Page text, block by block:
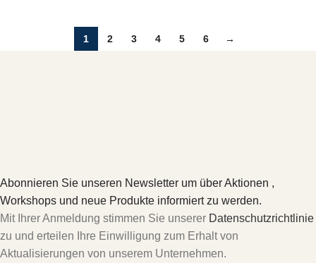
1 2 3 4 5 6 →
Abonnieren Sie unseren Newsletter um über Aktionen ,
Workshops und neue Produkte informiert zu werden.
Mit Ihrer Anmeldung stimmen Sie unserer Datenschutzrichtlinie
zu und erteilen Ihre Einwilligung zum Erhalt von
Aktualisierungen von unserem Unternehmen.